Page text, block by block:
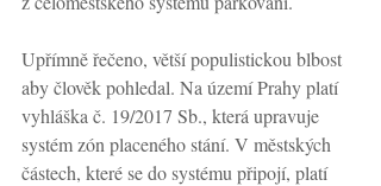
Upřímně řečeno, větší populistickou blbost
aby člověk pohledal. Na území Prahy platí
vyhláška č. 19/2017 Sb., která upravuje
systém zón placeného stání. V městských
částech, které se do systému připojí, platí